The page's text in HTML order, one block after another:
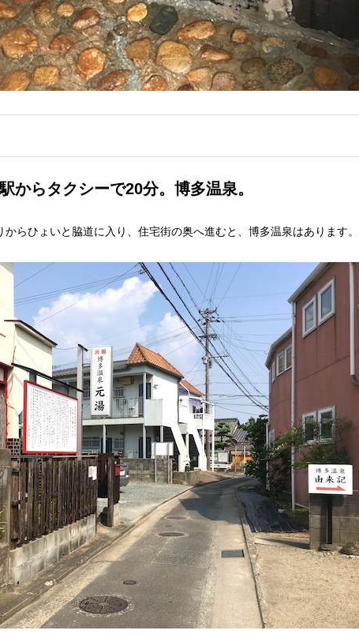
からタクシーで20分。博多温泉。
らひょいと脇道に入り、住宅街の奥へ進むと、博多温泉はあります。